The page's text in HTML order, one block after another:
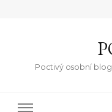
Poctivý osobní